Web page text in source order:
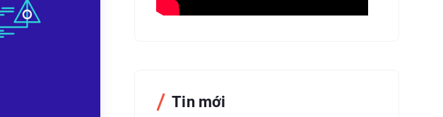
Tin mới